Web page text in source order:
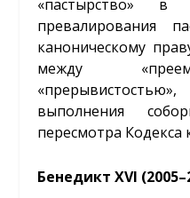
«пастырство» в
превалирования
каноническому
между
выполнения
пересмотра Кодекса
Бенедикт XVI